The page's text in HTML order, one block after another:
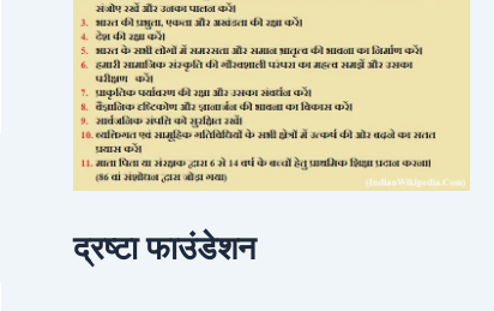
द्रष्टा फाउंडेशन